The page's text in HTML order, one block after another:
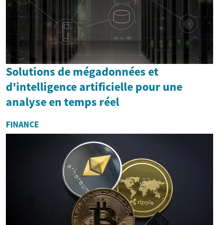
Solutions de mégadonnées et
d'intelligence artificielle pour une
analyse en temps réel
FINANCE